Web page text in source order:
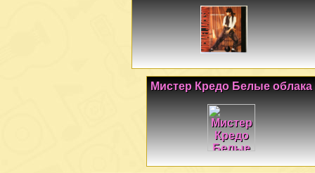
Мистер Кредо Белые облака